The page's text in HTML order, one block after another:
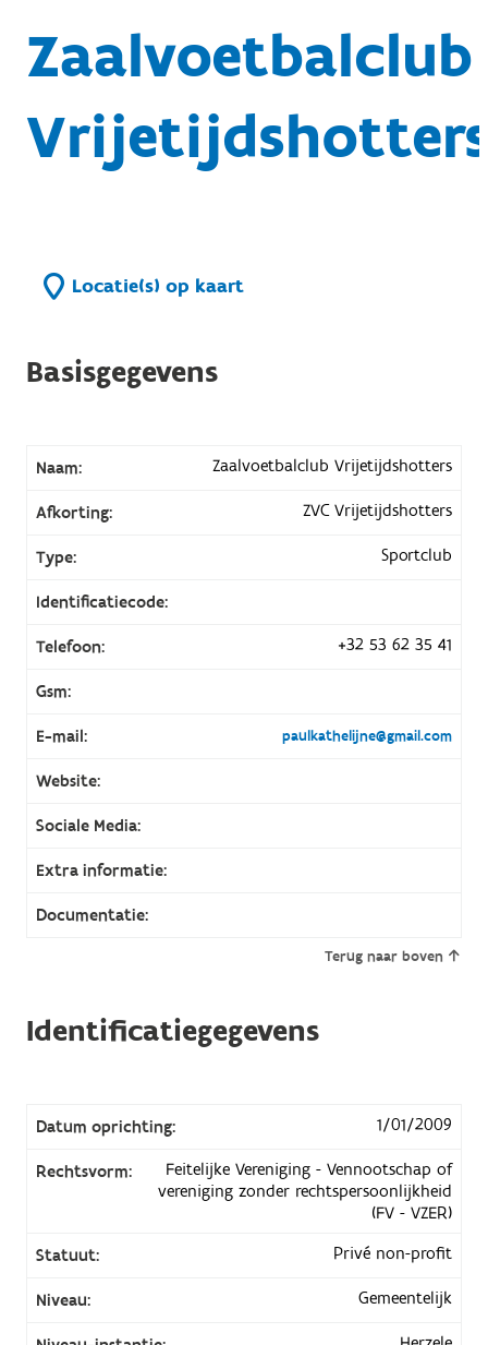
Zaalvoetbalclub
Locatie(s) op kaart
Basisgegevens
Naam: Zaalvoetbalclub Vrijetijdshotters
Afkorting: ZVC Vrijetijdshotters
Type: Sportclub
Identificatiecode:
Telefoon: +32 53 62 35 41
Gsm:
E-mail: paulkathelijne@gmail.com
Website:
Sociale Media:
Extra informatie:
Documentatie:
Terug naar boven
Identificatiegegevens
Datum oprichting: 1/01/2009
Rechtsvorm:
Feitelijke Vereniging - Vennootschap of
vereniging zonder rechtspersoonlijkheid
(FV - VZER)
Statuut:
Privé non-profit
Niveau: Gemeentelijk